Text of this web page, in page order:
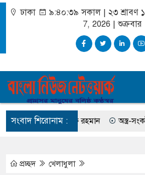
ঢাকা ৯:৪০:৪০ সকাল| ২৩ শ্রাবণ
7, 2026 | শুক্রবার
সংবাদ শিরোনাম :
সালমান এফ রহমান অস্ত্র-সংকট
প্রচ্ছদ খেলাধুলা